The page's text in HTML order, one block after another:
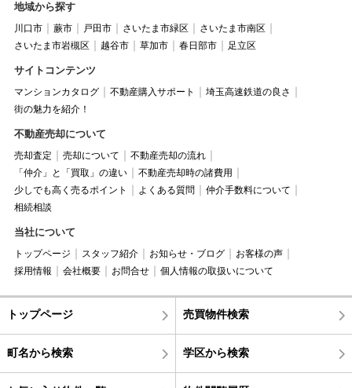
地域から探す
川口市 蕨市 戸田市 さいたま市緑区
さいたま市南区
さいたま市岩槻区
越谷市 草加市 春日部市 足立区
サイトコンテンツ
マンションカタログ 不動産購入サポート
埼玉高速鉄道の良さ
街の魅力を紹介！
不動産売却について
売却査定 売却について
不動産売却の流れ
「仲介」と「買取」の違い
不動産売却時の諸費用
少しでも高く売るポイント
よくある質問
仲介手数料について
相続相談
当社について
トップページ スタッフ紹介 お知らせ・ブログ
お客様の声
採用情報
会社概要 お問合せ 個人情報の取扱いについて
トップページ 売買物件検索
町名から検索 学区から検索